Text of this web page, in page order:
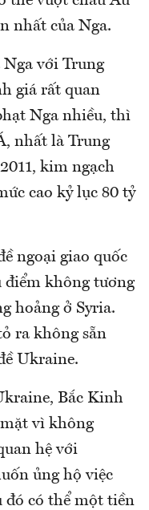
nhất của Nga.
với Trung
giá rất quan
Nga nhiều, thì
nhất là Trung
kim ngạch
cao kỷ lục 80 tỷ
ngoại giao quốc
điểm không tương
hoảng ở Syria.
ra không sẵn
Ukraine.
Bắc Kinh
vì không
hệ với
ủng hộ việc
đó có thể một tiền